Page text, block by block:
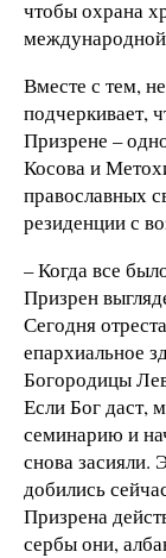
чтобы охрана
Вместе с тем,
подчеркивает,
Призрене –
Косова и
православных
резиденции с
– Когда все
Призрен
Сегодня
епархиальное
Богородицы
Если Бог даст,
семинарию и
снова засияли.
добились
Призрена
сербы они,